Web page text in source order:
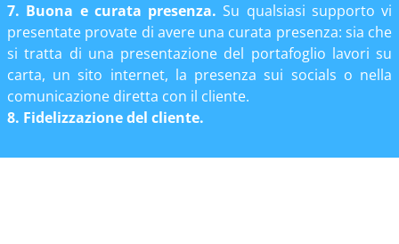
7. Buona e curata presenza. Su qualsiasi supporto vi
presentate provate di avere una curata presenza: sia che
si tratta di una presentazione del portafoglio lavori su
carta, un sito internet, la presenza sui socials o nella
comunicazione diretta con il cliente.
8. Fidelizzazione del cliente.